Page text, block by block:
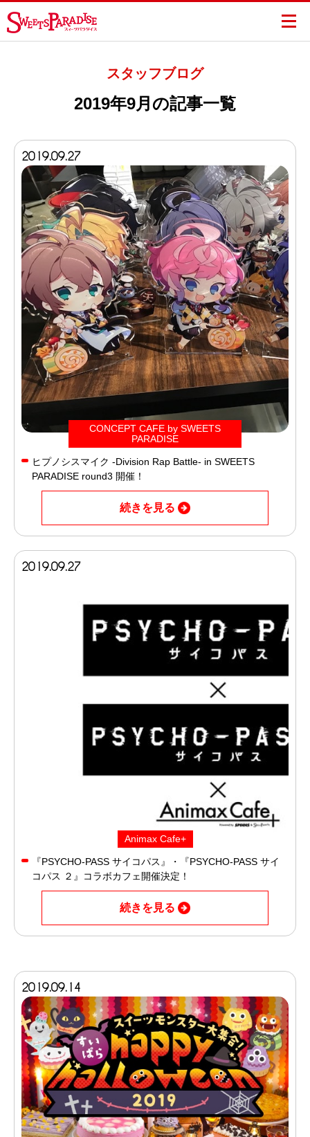
スタッフブログ
2019年9月の記事一覧
2019.09.27
CONCEPT CAFE by SWEETS
PARADISE
ヒプノシスマイク -Division Rap Battle- in SWEETS
PARADISE round3 開催！
続きを見る
2019.09.27
Animax Cafe+
『PSYCHO-PASS サイコパス』・『PSYCHO-PASS サイ
コパス ２』コラボカフェ開催決定！
続きを見る
2019.09.14